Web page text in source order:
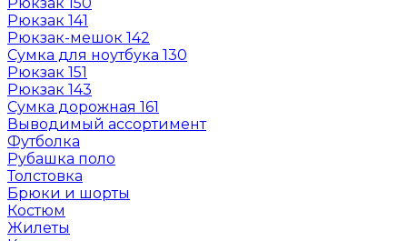
Рюкзак 141
Рюкзак-мешок 142
Сумка для ноутбука 130
Рюкзак 151
Рюкзак 143
Сумка дорожная 161
Выводимый ассортимент
Футболка
Рубашка поло
Толстовка
Брюки и шорты
Костюм
Жилеты